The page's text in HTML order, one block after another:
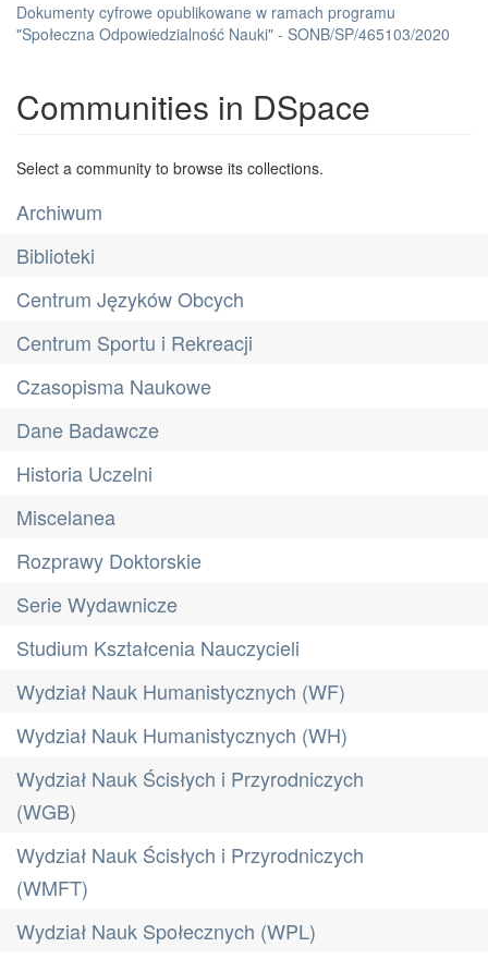
Dokumenty cyfrowe opublikowane w ramach programu
"Społeczna Odpowiedzialność Nauki" - SONB/SP/465103/2020
Communities in DSpace
Select a community to browse its collections.
Archiwum
Biblioteki
Centrum Języków Obcych
Centrum Sportu i Rekreacji
Czasopisma Naukowe
Dane Badawcze
Historia Uczelni
Miscelanea
Rozprawy Doktorskie
Serie Wydawnicze
Studium Kształcenia Nauczycieli
Wydział Nauk Humanistycznych (WF)
Wydział Nauk Humanistycznych (WH)
Wydział Nauk Ścisłych i Przyrodniczych
(WGB)
Wydział Nauk Ścisłych i Przyrodniczych
(WMFT)
Wydział Nauk Społecznych (WPL)